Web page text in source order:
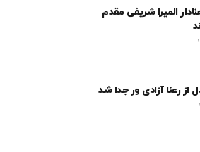
المیرا شریفی مقدم
از رعنا آزادی ور جدا شد